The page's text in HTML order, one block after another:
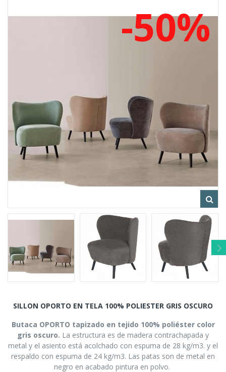
-50%
SILLON OPORTO EN TELA 100% POLIESTER GRIS OSCURO
Butaca OPORTO tapizado en tejido 100% poliéster color
gris oscuro. La estructura es de madera contrachapada y
metal y el asiento está acolchado con espuma de 28 kg/m3. y el
respaldo con espuma de 24 kg/m3. Las patas son de metal en
negro en acabado pintura en polvo.